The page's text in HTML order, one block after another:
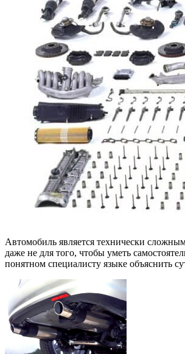
Автомобиль является технически
даже не для того, чтобы уметь
понятном специалисту языке объяснить